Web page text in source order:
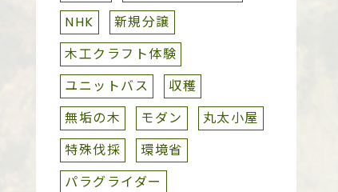
NHK
新規分譲
木工クラフト体験
ユニットバス
収穫
無垢の木
モダン
丸太小屋
特殊伐採
環境省
パラグライダー